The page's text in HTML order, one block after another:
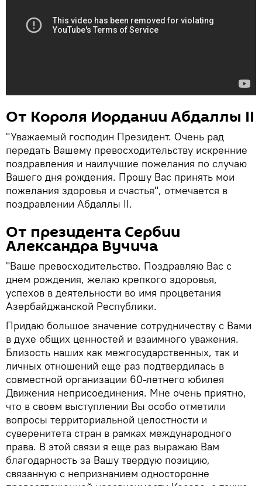
От Короля Иордании Абдаллы II
"Уважаемый господин Президент. Очень рад
передать Вашему превосходительству искренние
поздравления и наилучшие пожелания по случаю
Вашего дня рождения. Прошу Вас принять мои
пожелания здоровья и счастья", отмечается в
поздравлении Абдаллы II.
От президента Сербии
Александра Вучича
"Ваше превосходительство. Поздравляю Вас с
днем рождения, желаю крепкого здоровья,
успехов в деятельности во имя процветания
Азербайджанской Республики.
Придаю большое значение сотрудничеству с Вами
в духе общих ценностей и взаимного уважения.
Близость наших как межгосударственных, так и
личных отношений еще раз подтвердилась в
совместной организации 60-летнего юбилея
Движения неприсоединения. Мне очень приятно,
что в своем выступлении Вы особо отметили
вопросы территориальной целостности и
суверенитета стран в рамках международного
права. В этой связи я еще раз выражаю Вам
благодарность за Вашу твердую позицию,
связанную с непризнанием односторонне